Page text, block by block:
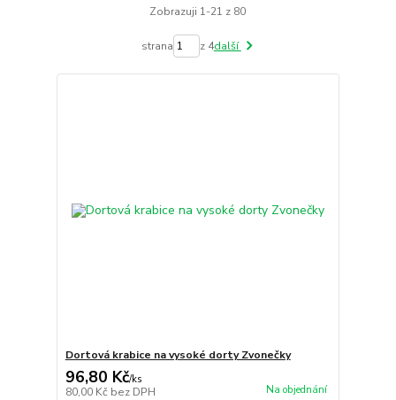
Zobrazuji 1-21 z 80
strana z 4další
Dortová krabice na vysoké dorty Zvonečky
96,80 Kč/ks
80,00 Kč bez DPH Na objednání